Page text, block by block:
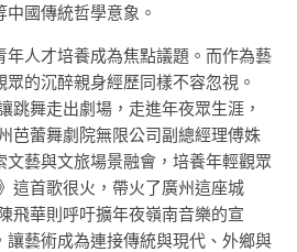
國傳統哲學意象。
人才培養成為焦點議題。而作為藝
的沉醉親身經歷同樣不容忽視。
跳舞走出劇場，走進年夜眾生涯，
芭蕾舞劇院無限公司副總經理傅姝
藝與文旅場景融會，培養年輕觀眾
這首歌很火，帶火了廣州這座城
飛華則呼吁擴年夜嶺南音樂的宣
藝術成為連接傳統與現代、外鄉與